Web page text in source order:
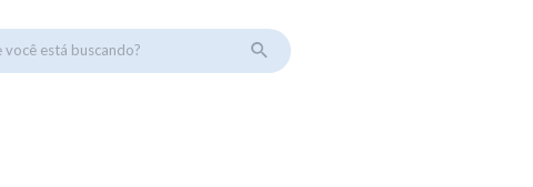
você está buscando?